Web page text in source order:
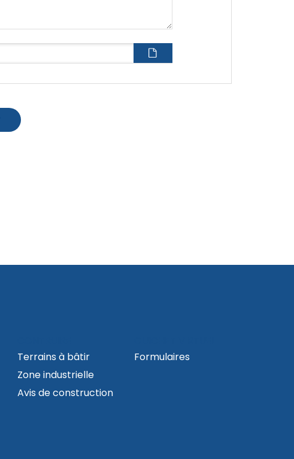
Terrains à bâtir
Zone industrielle
Avis de construction
Formulaires